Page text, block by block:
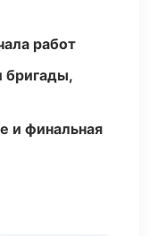
работ
бригады,
и финальная